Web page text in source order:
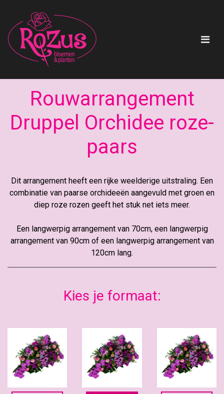
Rouwarrangement
Druppel Orchidee roze-
paars
Dit arrangement heeft een rijke weelderige uitstraling. Een
combinatie van paarse orchideeën aangevuld met groen en
diep roze rozen geeft het stuk net iets meer.
Een langwerpig arrangement van 70cm, een langwerpig
arrangement van 90cm of een langwerpig arrangement van
120cm lang.
Kies je formaat: